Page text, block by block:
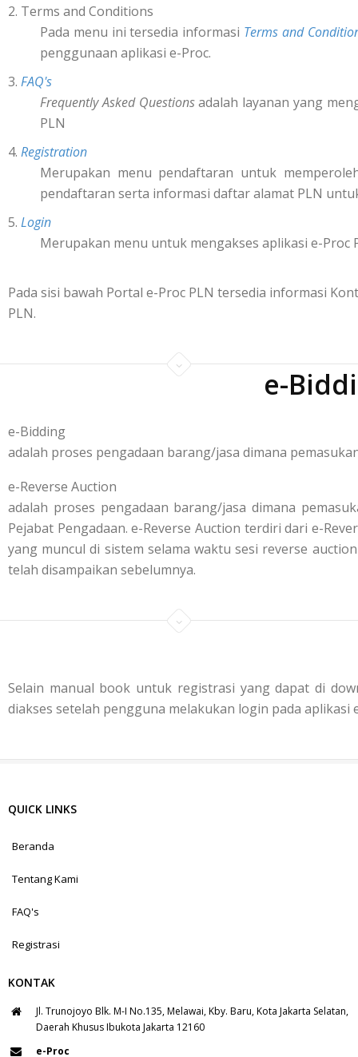
2. Terms and Conditions
Pada menu ini tersedia informasi Terms and
penggunaan aplikasi e-Proc.
3. FAQ's
Frequently Asked Questionsadalah layanan yang
PLN
4. Registration
Merupakan menu pendaftaran untuk
pendaftaran serta informasi daftar alamat PLN
5. Login
Merupakan menu untuk mengakses aplikasi e-
Pada sisi bawah Portal e-Proc PLN tersedia informasi
PLN.
e-
e-Bidding
adalah proses pengadaan barang/jasa dimana
e-Reverse Auction
adalah proses pengadaan barang/jasa dimana
Pejabat Pengadaan. e-Reverse Auction terdiri dari e-
yang muncul di sistem selama waktu sesi reverse
telah disampaikan sebelumnya.
Selain manual book untuk registrasi yang dapat di
diakses setelah pengguna melakukan login pada aplikasi
QUICK LINKS
Beranda
Tentang Kami
FAQ's
Registrasi
KONTAK
Jl. Trunojoyo Blk. M-I No.135, Melawai, Kby. Baru, Kota Jakarta Selatan,
Daerah Khusus Ibukota Jakarta 12160
e-Proc